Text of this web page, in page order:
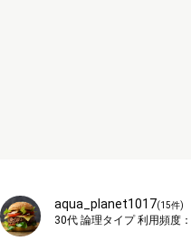
aqua_planet1017(15件)
30代 論理タイプ利用頻度：